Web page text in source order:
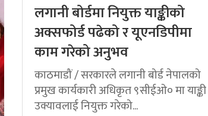
लगानी बोर्डमा नियुक्त याङ्कीको
अक्सफोर्ड पढेको र यूएनडिपीमा
काम गरेको अनुभव
काठमाडौं / सरकारले लगानी बोर्ड नेपालको
प्रमुख कार्यकारी अधिकृत ९सीईओ० मा याङ्की
उक्यावलाई नियुक्त गरेको...